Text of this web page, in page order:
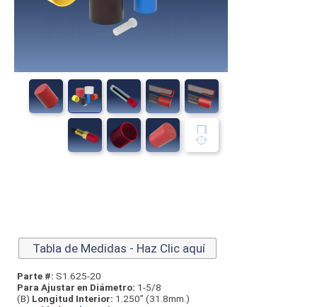
Tabla de Medidas - Haz Clic aquí
Parte #: S1.625-20
Para Ajustar en Diámetro: 1-5/8
(B) Longitud Interior: 1.250” (31.8mm.)